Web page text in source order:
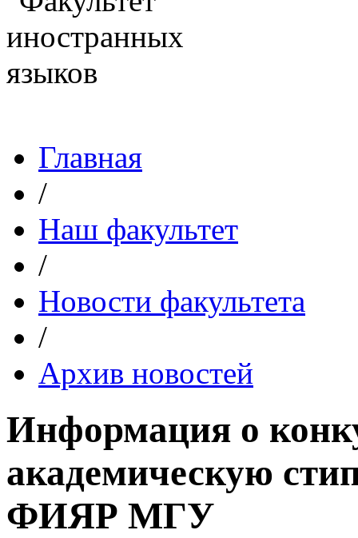
Главная
/
Наш факультет
/
Новости факультета
/
Архив новостей
Информация о
академическую
ФИЯР МГУ